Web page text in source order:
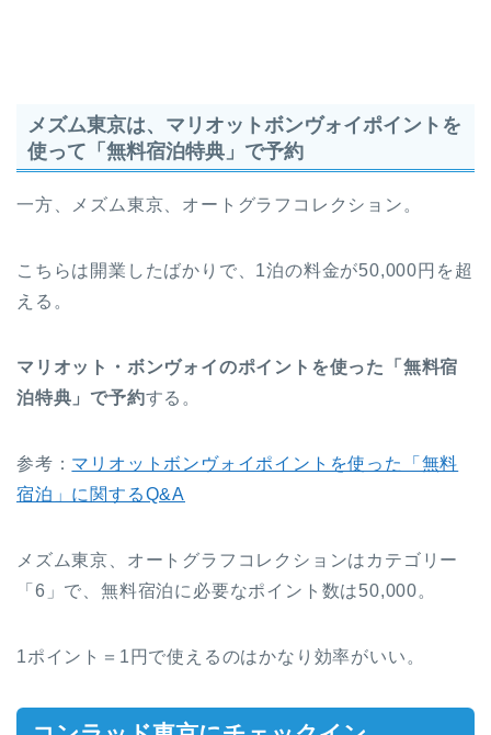
メズム東京は、マリオットボンヴォイポイントを
使って「無料宿泊特典」で予約
一方、メズム東京、オートグラフコレクション。
こちらは開業したばかりで、1泊の料金が50,000円を超
える。
マリオット・ボンヴォイのポイントを使った「無料宿
泊特典」で予約する。
参考： マリオットボンヴォイポイントを使った「無料
宿泊」に関するQ&A
メズム東京、オートグラフコレクションはカテゴリー
「6」で、無料宿泊に必要なポイント数は50,000。
1ポイント＝1円で使えるのはかなり効率がいい。